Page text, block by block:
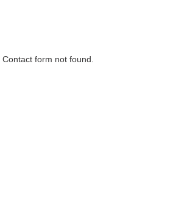
Contact form not found.